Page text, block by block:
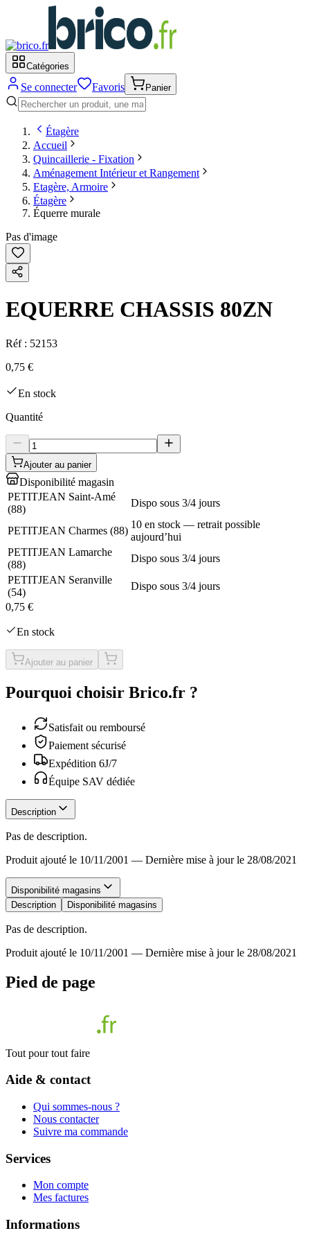
Catégories
Se connecter Favoris Panier
Étagère
Accueil
Quincaillerie - Fixation
Aménagement Intérieur et Rangement
Etagère, Armoire
Étagère
Équerre murale
Pas d'image
EQUERRE CHASSIS 80ZN
Réf : 52153
0,75 €
En stock
Quantité
Ajouter au panier
Disponibilité magasin
PETITJEAN Saint-Amé
(88)
Dispo sous 3/4 jours
PETITJEAN Charmes (88)
10 en stock — retrait possible
aujourd’hui
PETITJEAN Lamarche
(88)
Dispo sous 3/4 jours
PETITJEAN Seranville
(54)
Dispo sous 3/4 jours
0,75 €
En stock
Ajouter au panier
Pourquoi choisir Brico.fr ?
Satisfait ou remboursé
Paiement sécurisé
Expédition 6J/7
Équipe SAV dédiée
Description
Pas de description.
Produit ajouté le 10/11/2001 — Dernière mise à jour le 28/08/2021
Disponibilité magasins
Description
Disponibilité magasins
Pas de description.
Produit ajouté le 10/11/2001 — Dernière mise à jour le 28/08/2021
Pied de page
Tout pour tout faire
Aide & contact
Qui sommes-nous ?
Nous contacter
Suivre ma commande
Services
Mon compte
Mes factures
Informations